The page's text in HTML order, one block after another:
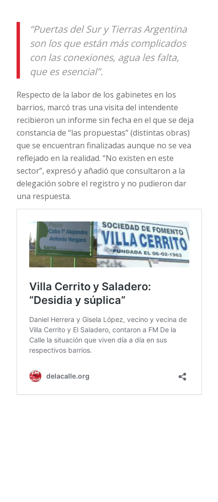
“Puertas del Sur y Tierras Argentina
son los que están más complicados
con las conexiones, agua les falta,
que es esencial”.
Respecto de la labor de los gabinetes en los
barrios, marcó tras una visita del intendente
recibieron un informe sin fecha en el que se deja
constancia de “las propuestas” (distintas obras)
que se encuentran finalizadas aunque no se vea
reflejado en la realidad. “No existen en este
sector”, expresó y añadió que consultaron a la
delegación sobre el registro y no pudieron dar
una respuesta.